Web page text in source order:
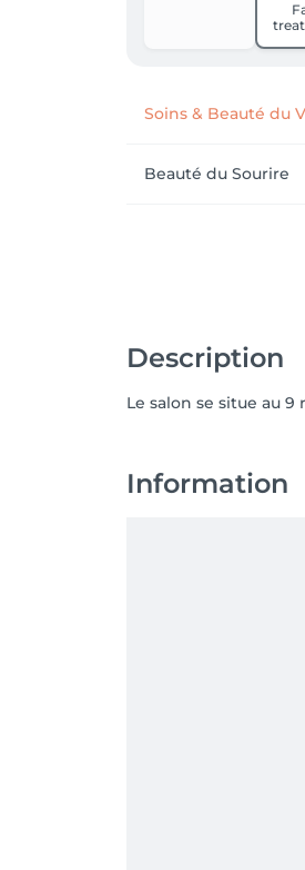
Soins & Beauté du
Beauté du Sourire
Description
Le salon se situe au
Information